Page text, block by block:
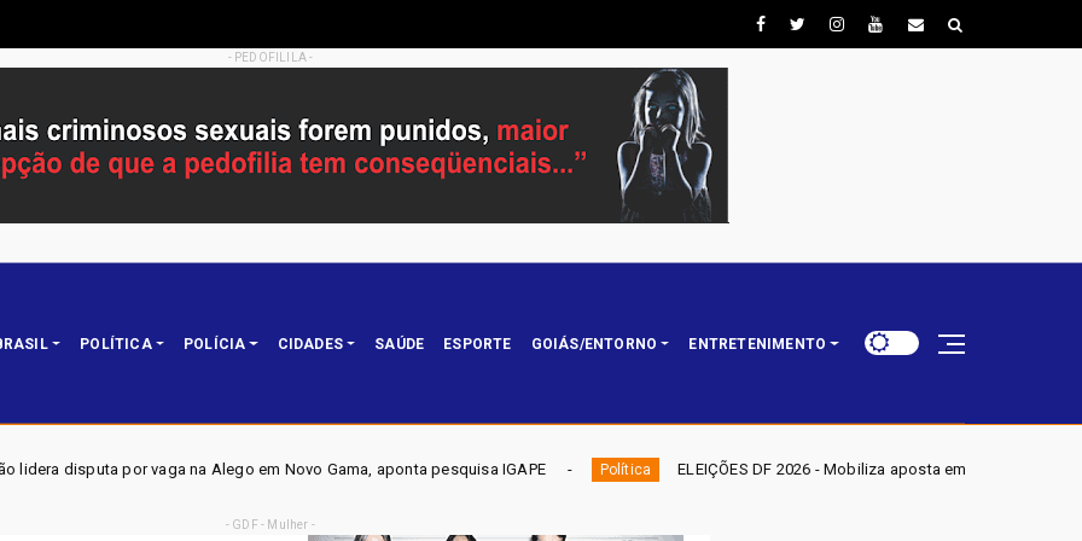
- PEDOFILILA -
POLÍTICA POLÍCIA CIDADES SAÚDE ESPORTE GOIÁS/ENTORNO ENTRETENIMENTO
Alego em Novo Gama, aponta pesquisa IGAPE Política ELEIÇÕES DF 2026 - Mobiliza aposta em nominata completa e mira eleger três
- GDF - Mulher -